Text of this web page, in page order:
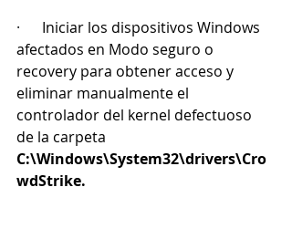
· Iniciar los dispositivos Windows
afectados en Modo seguro o
recovery para obtener acceso y
eliminar manualmente el
controlador del kernel defectuoso
de la carpeta
C:\Windows\System32\drivers\Cro
wdStrike.